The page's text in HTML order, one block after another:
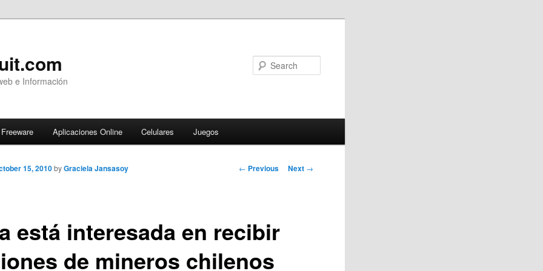
e Información
Freeware Aplicaciones Online Celulares Juegos
Post
← Previous Next →
está interesada en recibir
de mineros chilenos
15, 2010 byGraciela Jansasoy